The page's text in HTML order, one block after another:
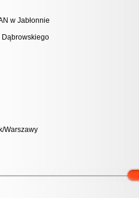
w Jabłonnie
Dąbrowskiego
Warszawy